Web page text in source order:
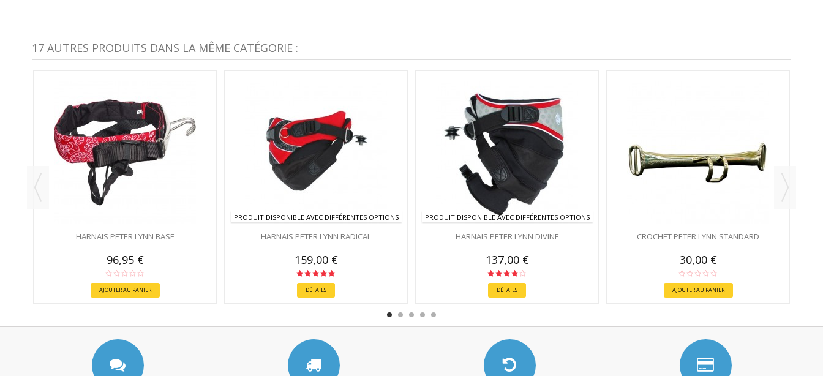
17 AUTRES PRODUITS DANS LA MÊME CATÉGORIE :
HARNAIS PETER LYNN BASE
96,95 €
AJOUTER AU PANIER
PRODUIT DISPONIBLE AVEC DIFFÉRENTES OPTIONS
HARNAIS PETER LYNN RADICAL
159,00 €
DÉTAILS
PRODUIT DISPONIBLE AVEC DIFFÉRENTES OPTIONS
HARNAIS PETER LYNN DIVINE
137,00 €
DÉTAILS
CROCHET PETER LYNN STANDARD
30,00 €
AJOUTER AU PANIER